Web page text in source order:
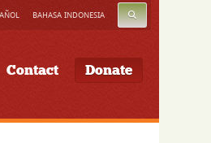
BAHASA INDONESIA SEARCH
Contact Donate